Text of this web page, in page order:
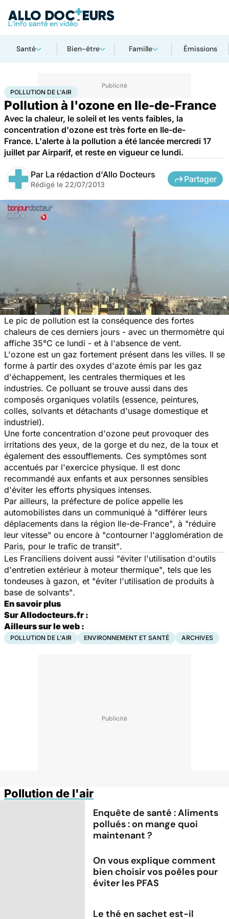
Santé Bien-être Famille Émissions
AccueilBien-être Pollution de l'air
POLLUTION DE L'AIR
Pollution à l'ozone en Ile-de-France
Avec la chaleur, le soleil et les vents faibles, la
concentration d'ozone est très forte en Ile-de-
France. L'alerte à la pollution a été lancée mercredi 17
juillet par Airparif, et reste en vigueur ce lundi.
Par La rédaction d'Allo Docteurs
Rédigé le 22/07/2013
Partager
Le pic de pollution est la conséquence des fortes
chaleurs de ces derniers jours - avec un thermomètre qui
affiche 35°C ce lundi - et à l'absence de vent.
L'ozone est un gaz fortement présent dans les villes. Il se
forme à partir des oxydes d'azote émis par les gaz
d'échappement, les centrales thermiques et les
industries. Ce polluant se trouve aussi dans des
composés organiques volatils (essence, peintures,
colles, solvants et détachants d'usage domestique et
industriel).
Une forte concentration d'ozone peut provoquer des
irritations des yeux, de la gorge et du nez, de la toux et
également des essoufflements. Ces symptômes sont
accentués par l'exercice physique. Il est donc
recommandé aux enfants et aux personnes sensibles
d'éviter les efforts physiques intenses.
Par ailleurs, la préfecture de police appelle les
automobilistes dans un communiqué à "différer leurs
déplacements dans la région Ile-de-France", à "réduire
leur vitesse" ou encore à "contourner l'agglomération de
Paris, pour le trafic de transit".
Les Franciliens doivent aussi "éviter l'utilisation d'outils
d'entretien extérieur à moteur thermique", tels que les
tondeuses à gazon, et "éviter l'utilisation de produits à
base de solvants".
En savoir plus
Sur Allodocteurs.fr :
Ailleurs sur le web :
POLLUTION DE L'AIR ENVIRONNEMENT ET SANTÉ ARCHIVES
Pollution de l'air
Enquête de santé : Aliments
pollués : on mange quoi
maintenant ?
On vous explique comment
bien choisir vos poêles pour
éviter les PFAS
Le thé en sachet est-il